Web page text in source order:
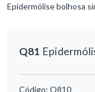
Epidermólise bolhosa
Q81
Código: Q810